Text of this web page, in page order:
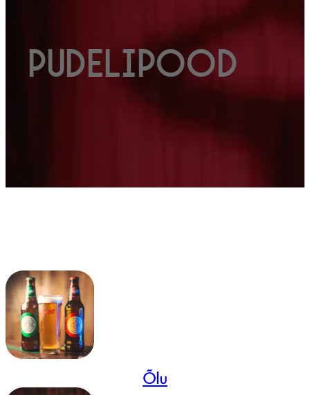
Pudelipood
Õlu